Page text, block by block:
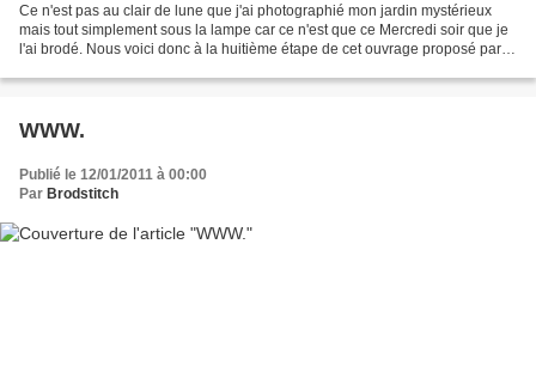
Ce n'est pas au clair de lune que j'ai photographié mon jardin mystérieux
mais tout simplement sous la lampe car ce n'est que ce Mercredi soir que je
l'ai brodé. Nous voici donc à la huitième étape de cet ouvrage proposé par
WWW.
Publié le 12/01/2011 à 00:00
Par Brodstitch